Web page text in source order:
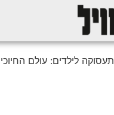
תעסוקה לילדים: עולם